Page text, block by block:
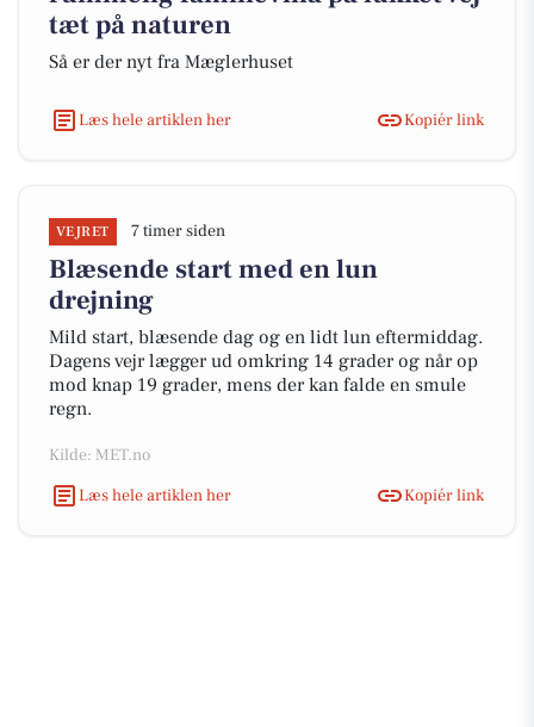
tæt på naturen
Så er der nyt fra Mæglerhuset
Læs hele artiklen her Kopiér link
VEJRET 7 timer siden
Blæsende start med en lun
drejning
Mild start, blæsende dag og en lidt lun eftermiddag.
Dagens vejr lægger ud omkring 14 grader og når op
mod knap 19 grader, mens der kan falde en smule
regn.
Kilde: MET.no
Læs hele artiklen her
Kopiér link